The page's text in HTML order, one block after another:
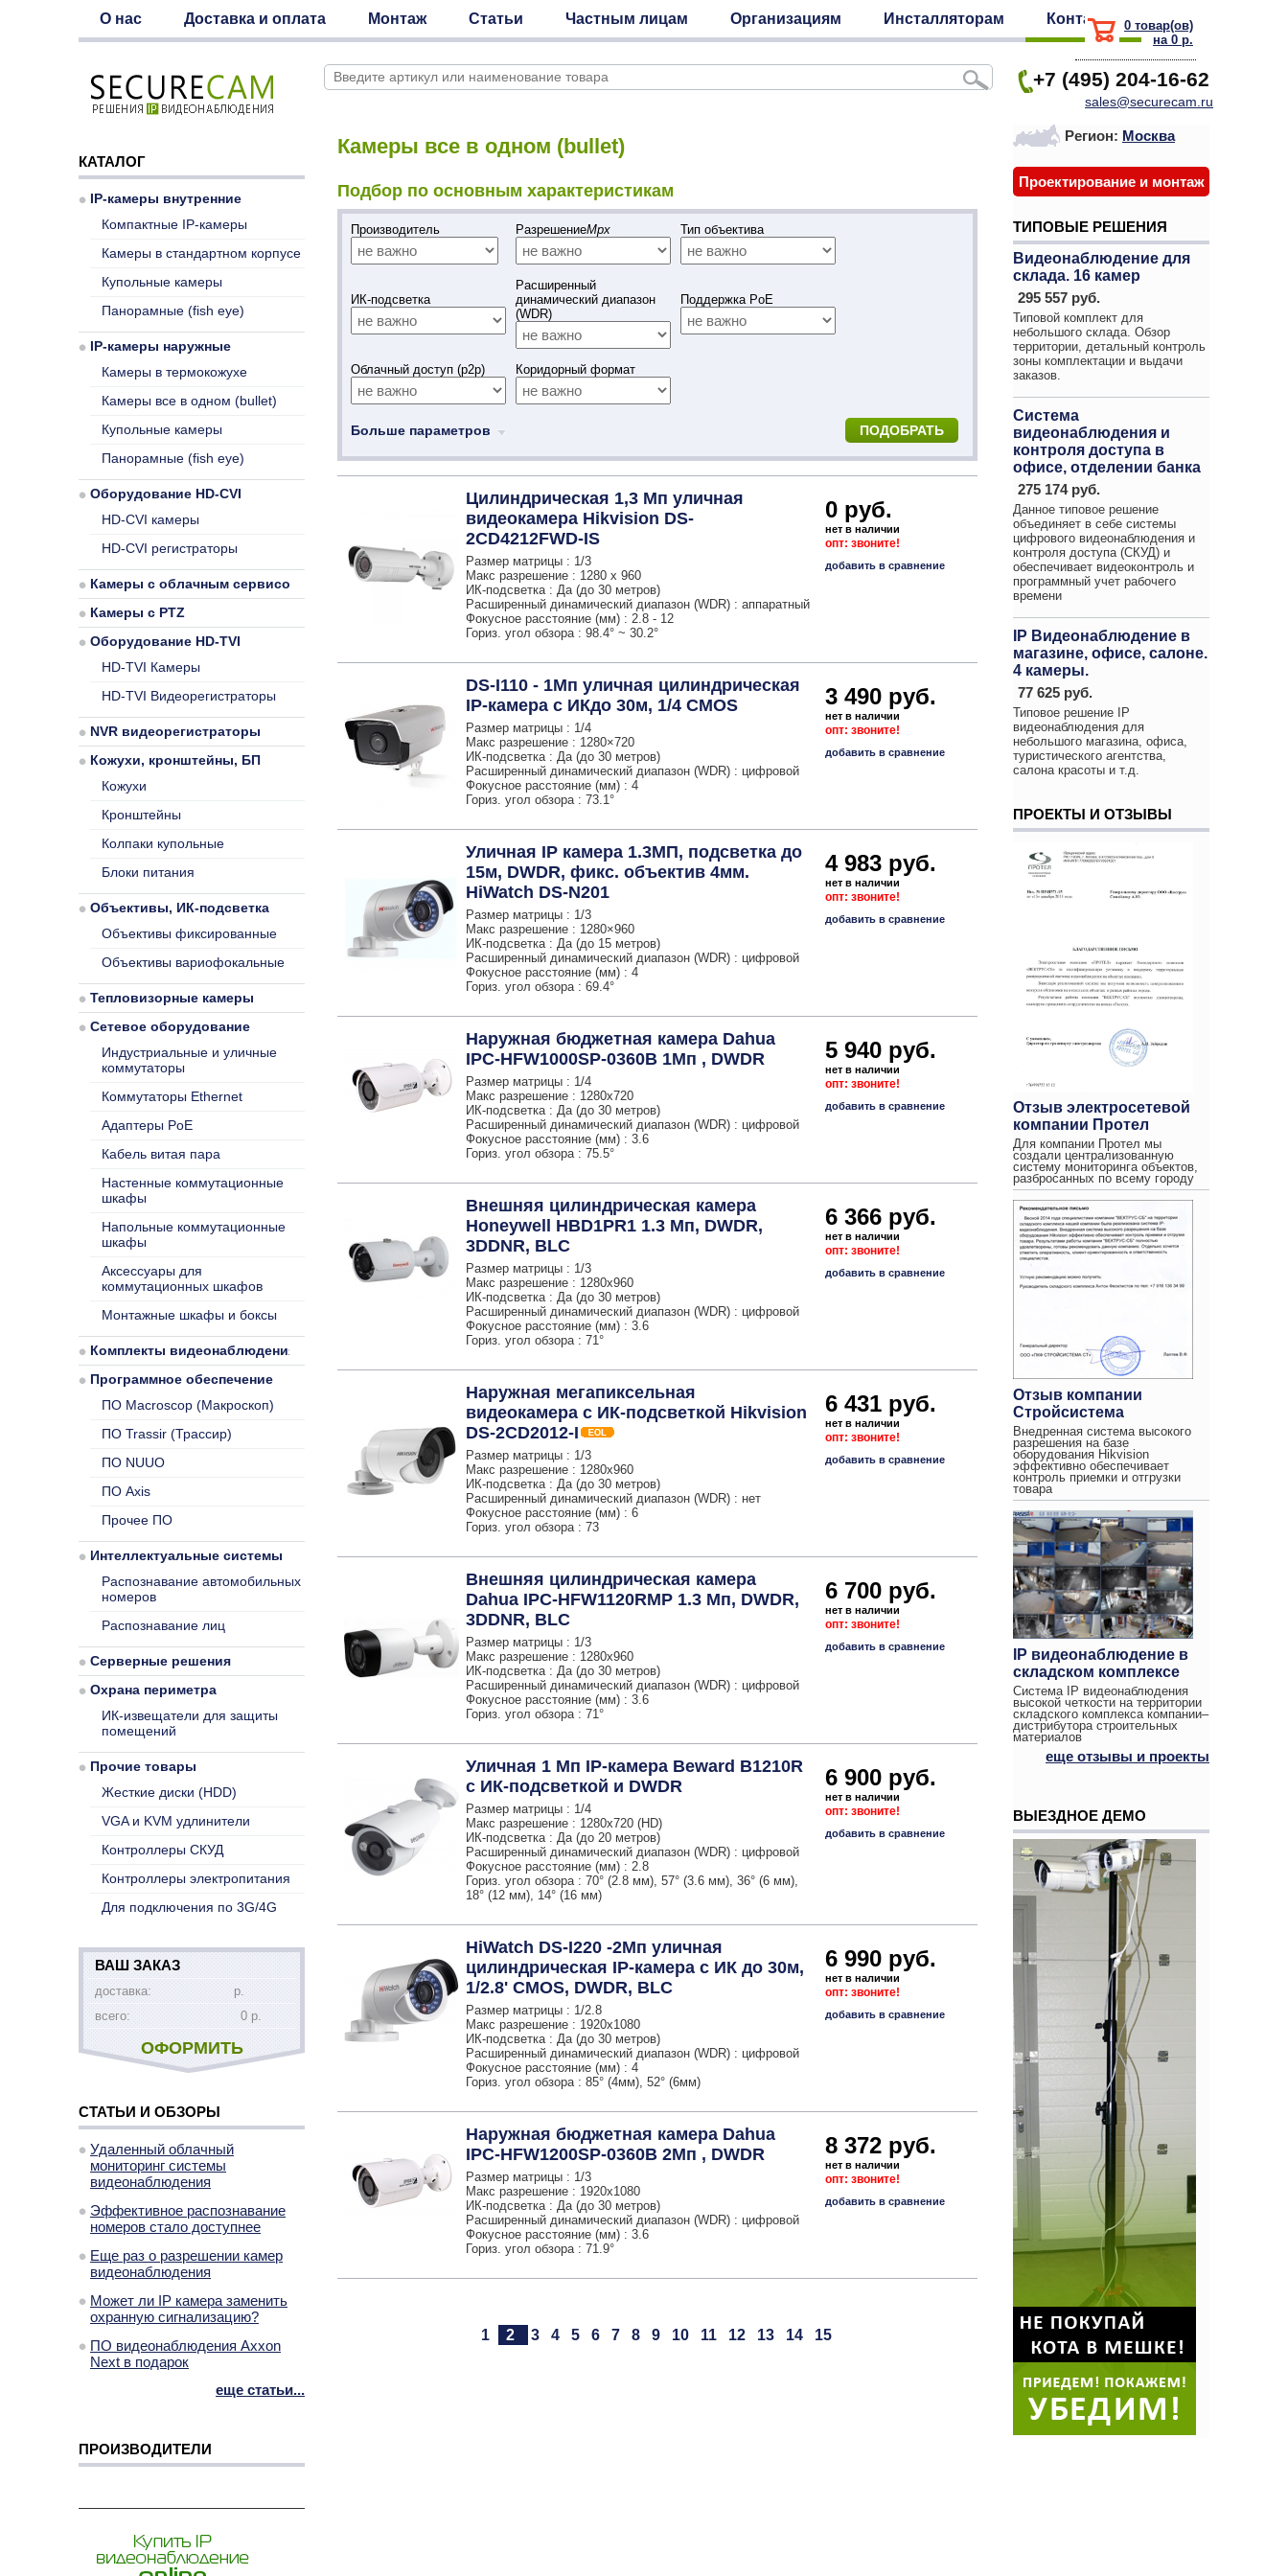
О нас Доставка и оплата Монтаж Статьи Частным лицам Организациям Инсталляторам Контакты 0 товар(ов)
на 0 р.
+7 (495) 204-16-62
sales@securecam.ru
Камеры все в одном (bullet)
Подбор по основным характеристикам
Производитель РазрешениеMpx Тип объектива
ИК-подсветка
Расширенный
динамический диапазон
(WDR)
Поддержка PoE
Облачный доступ (p2p) Коридорный формат
Больше параметров
Цилиндрическая 1,3 Мп уличная
видеокамера Hikvision DS-
2CD4212FWD-IS
Размер матрицы : 1/3
Макс разрешение : 1280 x 960
ИК-подсветка : Да (до 30 метров)
Расширенный динамический диапазон (WDR) : аппаратный
Фокусное расстояние (мм) : 2.8 - 12
Гориз. угол обзора : 98.4° ~ 30.2°
0 руб.
нет в наличии
опт: звоните!
добавить в сравнение
DS-I110 - 1Мп уличная цилиндрическая
IP-камера с ИКдо 30м, 1/4 CMOS
Размер матрицы : 1/4
Макс разрешение : 1280×720
ИК-подсветка : Да (до 30 метров)
Расширенный динамический диапазон (WDR) : цифровой
Фокусное расстояние (мм) : 4
Гориз. угол обзора : 73.1°
3 490 руб.
нет в наличии
опт: звоните!
добавить в сравнение
Уличная IP камера 1.3МП, подсветка до
15м, DWDR, фикс. объектив 4мм.
HiWatch DS-N201
Размер матрицы : 1/3
Макс разрешение : 1280×960
ИК-подсветка : Да (до 15 метров)
Расширенный динамический диапазон (WDR) : цифровой
Фокусное расстояние (мм) : 4
Гориз. угол обзора : 69.4°
4 983 руб.
нет в наличии
опт: звоните!
добавить в сравнение
Наружная бюджетная камера Dahua
IPC-HFW1000SP-0360B 1Мп , DWDR
Размер матрицы : 1/4
Макс разрешение : 1280x720
ИК-подсветка : Да (до 30 метров)
Расширенный динамический диапазон (WDR) : цифровой
Фокусное расстояние (мм) : 3.6
Гориз. угол обзора : 75.5°
5 940 руб.
нет в наличии
опт: звоните!
добавить в сравнение
Внешняя цилиндрическая камера
Honeywell HBD1PR1 1.3 Мп, DWDR,
3DDNR, BLC
Размер матрицы : 1/3
Макс разрешение : 1280x960
ИК-подсветка : Да (до 30 метров)
Расширенный динамический диапазон (WDR) : цифровой
Фокусное расстояние (мм) : 3.6
Гориз. угол обзора : 71°
6 366 руб.
нет в наличии
опт: звоните!
добавить в сравнение
Наружная мегапиксельная
видеокамера с ИК-подсветкой Hikvision
DS-2CD2012-I
Размер матрицы : 1/3
Макс разрешение : 1280x960
ИК-подсветка : Да (до 30 метров)
Расширенный динамический диапазон (WDR) : нет
Фокусное расстояние (мм) : 6
Гориз. угол обзора : 73
6 431 руб.
нет в наличии
опт: звоните!
добавить в сравнение
Внешняя цилиндрическая камера
Dahua IPC-HFW1120RMP 1.3 Мп, DWDR,
3DDNR, BLC
Размер матрицы : 1/3
Макс разрешение : 1280x960
ИК-подсветка : Да (до 30 метров)
Расширенный динамический диапазон (WDR) : цифровой
Фокусное расстояние (мм) : 3.6
Гориз. угол обзора : 71°
6 700 руб.
нет в наличии
опт: звоните!
добавить в сравнение
Уличная 1 Мп IP-камера Beward B1210R
с ИК-подсветкой и DWDR
Размер матрицы : 1/4
Макс разрешение : 1280x720 (HD)
ИК-подсветка : Да (до 20 метров)
Расширенный динамический диапазон (WDR) : цифровой
Фокусное расстояние (мм) : 2.8
Гориз. угол обзора : 70° (2.8 мм), 57° (3.6 мм), 36° (6 мм),
18° (12 мм), 14° (16 мм)
6 900 руб.
нет в наличии
опт: звоните!
добавить в сравнение
HiWatch DS-I220 -2Мп уличная
цилиндрическая IP-камера с ИК до 30м,
1/2.8' CMOS, DWDR, BLC
Размер матрицы : 1/2.8
Макс разрешение : 1920x1080
ИК-подсветка : Да (до 30 метров)
Расширенный динамический диапазон (WDR) : цифровой
Фокусное расстояние (мм) : 4
Гориз. угол обзора : 85° (4мм), 52° (6мм)
6 990 руб.
нет в наличии
опт: звоните!
добавить в сравнение
Наружная бюджетная камера Dahua
IPC-HFW1200SP-0360B 2Мп , DWDR
Размер матрицы : 1/3
Макс разрешение : 1920х1080
ИК-подсветка : Да (до 30 метров)
Расширенный динамический диапазон (WDR) : цифровой
Фокусное расстояние (мм) : 3.6
Гориз. угол обзора : 71.9°
8 372 руб.
нет в наличии
опт: звоните!
добавить в сравнение
1 2 3 4 5 6 7 8 9 10 11 12 13 14 15
КАТАЛОГ
IP-камеры внутренние
Компактные IP-камеры
Камеры в стандартном корпусе
Купольные камеры
Панорамные (fish eye)
IP-камеры наружные
Камеры в термокожухе
Камеры все в одном (bullet)
Купольные камеры
Панорамные (fish eye)
Оборудование HD-CVI
HD-CVI камеры
HD-CVI регистраторы
Камеры с облачным сервисом
Камеры с PTZ
Оборудование HD-TVI
HD-TVI Камеры
HD-TVI Видеорегистраторы
NVR видеорегистраторы
Кожухи, кронштейны, БП
Кожухи
Кронштейны
Колпаки купольные
Блоки питания
Объективы, ИК-подсветка
Объективы фиксированные
Объективы вариофокальные
Тепловизорные камеры
Сетевое оборудование
Индустриальные и уличные
коммутаторы
Коммутаторы Ethernet
Адаптеры PoE
Кабель витая пара
Настенные коммутационные
шкафы
Напольные коммутационные
шкафы
Аксессуары для
коммутационных шкафов
Монтажные шкафы и боксы
Комплекты видеонаблюдения
Программное обеспечение
ПО Macroscop (Макроскоп)
ПО Trassir (Трассир)
ПО NUUO
ПО Axis
Прочее ПО
Интеллектуальные системы
Распознавание автомобильных
номеров
Распознавание лиц
Серверные решения
Охрана периметра
ИК-извещатели для защиты
помещений
Прочие товары
Жесткие диски (HDD)
VGA и KVM удлинители
Контроллеры СКУД
Контроллеры электропитания
Для подключения по 3G/4G
ВАШ ЗАКАЗ
доставка:
р.
всего:
0 р.
ОФОРМИТЬ
СТАТЬИ И ОБЗОРЫ
Удаленный облачный
мониторинг системы
видеонаблюдения
Эффективное распознавание
номеров стало доступнее
Еще раз о разрешении камер
видеонаблюдения
Может ли IP камера заменить
охранную сигнализацию?
ПО видеонаблюдения Axxon
Next в подарок
еще статьи...
ПРОИЗВОДИТЕЛИ
Регион: Москва
Проектирование и монтаж
ТИПОВЫЕ РЕШЕНИЯ
Видеонаблюдение для
склада. 16 камер
295 557 руб.
Типовой комплект для
небольшого склада. Обзор
территории, детальный контроль
зоны комплектации и выдачи
заказов.
Система
видеонаблюдения и
контроля доступа в
офисе, отделении банка
275 174 руб.
Данное типовое решение
объединяет в себе системы
цифрового видеонаблюдения и
контроля доступа (СКУД) и
обеспечивает видеоконтроль и
программный учет рабочего
времени
IP Видеонаблюдение в
магазине, офисе, салоне.
4 камеры.
77 625 руб.
Типовое решение IP
видеонаблюдения для
небольшого магазина, офиса,
туристического агентства,
салона красоты и т.д.
ПРОЕКТЫ И ОТЗЫВЫ
Отзыв электросетевой
компании Протел
Для компании Протел мы
создали централизованную
систему мониторинга объектов,
разбросанных по всему городу
Отзыв компании
Стройсистема
Внедренная система высокого
разрешения на базе
оборудования Hikvision
эффективно обеспечивает
контроль приемки и отгрузки
товара
IP видеонаблюдение в
складском комплексе
Система IP видеонаблюдения
высокой четкости на территории
складского комплекса компании–
дистрибутора строительных
материалов
еще отзывы и проекты
ВЫЕЗДНОЕ ДЕМО